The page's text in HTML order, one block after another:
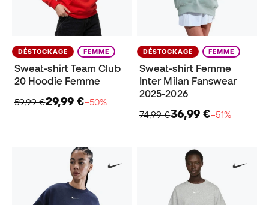
DÉSTOCKAGE FEMME
Sweat-shirt Team Club
20 Hoodie Femme
59,99 €29,99 €−50%
DÉSTOCKAGE FEMME
Sweat-shirt Femme
Inter Milan Fanswear
2025-2026
74,99 €36,99 €−51%